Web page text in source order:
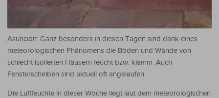
Asunción: Ganz besonders in diesen Tagen sind dank eines
meteorologischen Phänomens die Böden und Wände von
schlecht isolierten Häusern feucht bzw. klamm. Auch
Fensterscheiben sind aktuell oft angelaufen
Die Luftfeuchte in dieser Woche liegt laut dem meteorologischen